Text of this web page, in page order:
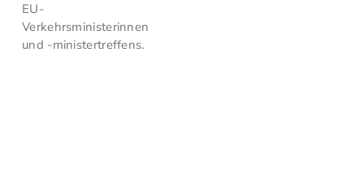
EU-
Verkehrsministerinnen
und -ministertreffens.